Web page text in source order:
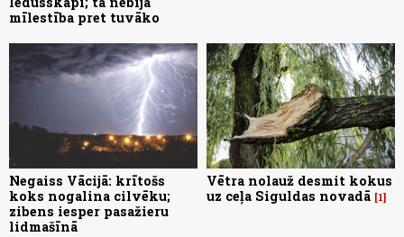
mīlestība pret tuvāko
Negaiss Vācijā: krītošs
koks nogalina cilvēku;
zibens iesper pasažieru
lidmašīnā
Vētra nolauž desmit kokus
uz ceļa Siguldas novadā 1